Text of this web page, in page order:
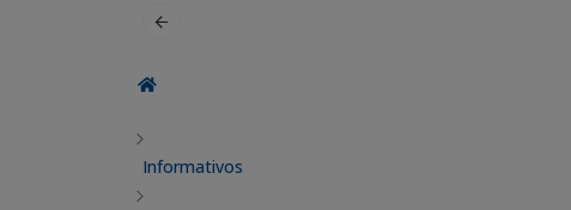
Informativos